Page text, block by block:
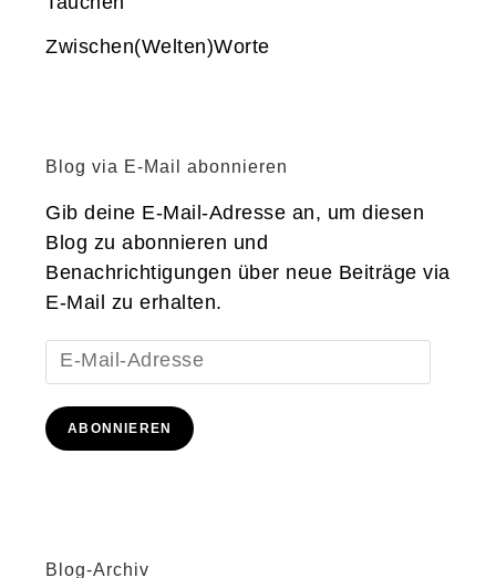
Zwischen(Welten)Worte
Blog via E-Mail abonnieren
Gib deine E-Mail-Adresse an, um diesen
Blog zu abonnieren und
Benachrichtigungen über neue Beiträge via
E-Mail zu erhalten.
E-
Mail-
Adresse
ABONNIEREN
Blog-Archiv